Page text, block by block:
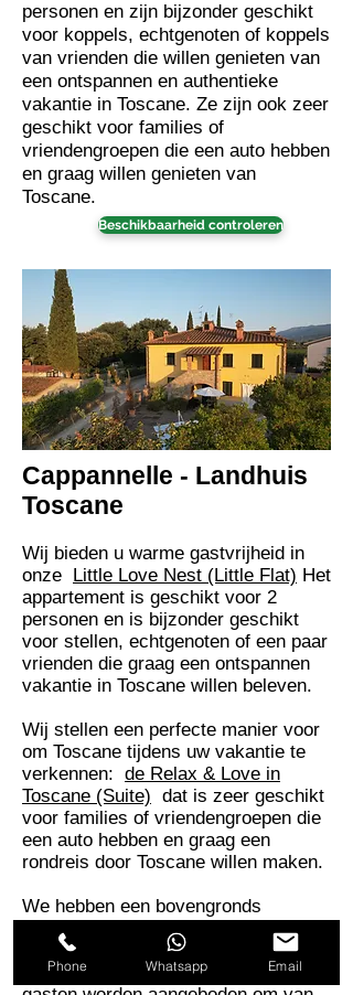
personen en zijn bijzonder geschikt
voor koppels, echtgenoten of koppels
van vrienden die willen genieten van
een ontspannen en authentieke
vakantie in Toscane. Ze zijn ook zeer
geschikt voor families of
vriendengroepen die een auto hebben
en graag willen genieten van
Toscane.
Beschikbaarheid controleren
Cappannelle - Landhuis
Toscane
Wij bieden u warme gastvrijheid in
onze Little Love Nest (Little Flat) Het
appartement is geschikt voor 2
personen en is bijzonder geschikt
voor stellen, echtgenoten of een paar
vrienden die graag een ontspannen
vakantie in Toscane willen beleven.
Wij stellen een perfecte manier voor
om Toscane tijdens uw vakantie te
verkennen: de Relax & Love in
Toscane (Suite) dat is zeer geschikt
voor families of vriendengroepen die
een auto hebben en graag een
rondreis door Toscane willen maken.
We hebben een bovengronds
privézwembad met parasols,
ligbedden en een tuinhuisje met een
buitenbank en fauteuils die aan de
Phone Whatsapp Email